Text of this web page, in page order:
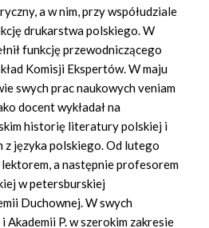
a w nim, przy współudziale
drukarstwa polskiego. W
funkcję przewodniczącego
Komisji Ekspertów. W maju
swych prac naukowychveniam
docent wykładał na
historię literatury polskiej i
z języka polskiego. Od lutego
lektorem, a następnie profesorem
w petersburskiej
Duchownej. W swych
Akademii P. w szerokim zakresie